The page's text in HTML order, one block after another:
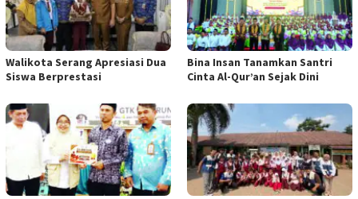
Walikota Serang Apresiasi Dua
Siswa Berprestasi
Bina Insan Tanamkan Santri
Cinta Al-Qur’an Sejak Dini